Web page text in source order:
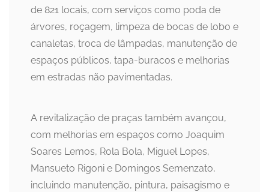
de 821 locais, com serviços como poda de
árvores, roçagem, limpeza de bocas de lobo e
canaletas, troca de lâmpadas, manutenção de
espaços públicos, tapa-buracos e melhorias
em estradas não pavimentadas.
A revitalização de praças também avançou,
com melhorias em espaços como Joaquim
Soares Lemos, Rola Bola, Miguel Lopes,
Mansueto Rigoni e Domingos Semenzato,
incluindo manutenção, pintura, paisagismo e